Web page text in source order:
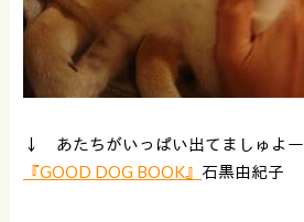
↓ あたちがいっぱい出てましゅよー
『GOOD DOG BOOK』 石黒由紀子